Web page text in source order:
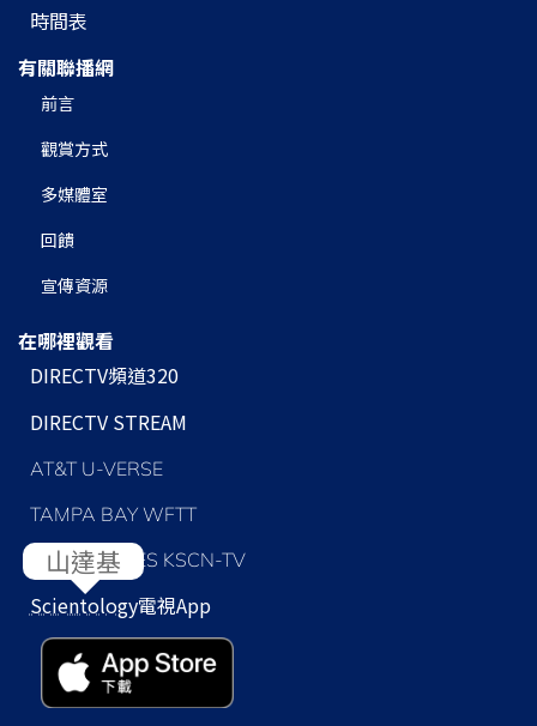
時間表
有關聯播網
前言
觀賞方式
多媒體室
回饋
宣傳資源
在哪裡觀看
DIRECTV頻道320
DIRECTV STREAM
AT&T U-VERSE
TAMPA BAY WFTT
LOS ANGELES KSCN-TV
Scientology電視App